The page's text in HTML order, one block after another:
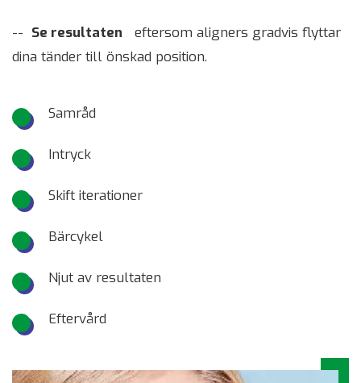
-- Se resultaten eftersom aligners gradvis flyttar
dina tänder till önskad position.
Samråd
Intryck
Skift iterationer
Bärcykel
Njut av resultaten
Eftervård